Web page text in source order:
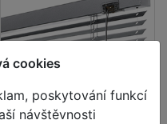
cookies
poskytování funkcí
návštěvnosti